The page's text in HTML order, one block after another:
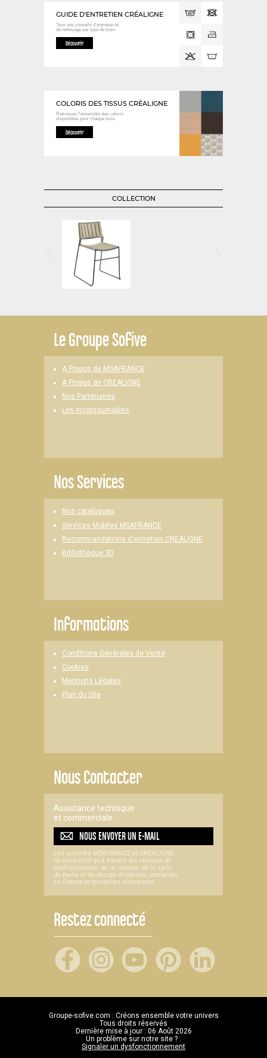
GUIDE D'ENTRETIEN CRÉALIGNE
Tous nos conseils d’entretien et
de nettoyage par type de tissu
Découvrir
COLORIS DES TISSUS CRÉALIGNE
Retrouvez l’ensemble des coloris
disponibles pour chaque tissu
Découvrir
COLLECTION
LeGroupe Sofive
A Propos de MSAFRANCE
A Propos de CREALIGNE
Nos Partenaires
Les Incontournables
Nos Services
Nos catalogues
Services Mobiles MSAFRANCE
Recommandations d'entretien CREALIGNE
Bibliothèque 3D
Informations
Conditions Générales de Vente
Cookies
Mentions Légales
Plan du Site
Nous Contacter
Assistance technique
et commerciale
NOUS ENVOYER UNE-MAIL
Les sociétés MSAFRANCE et CREALIGNE
ne travaillent qu'à travers les réseaux de
professionnels, de la cuisine, de la salle
de bains et du design d'intérieur, implantés
en France et territoires d’outre-mer.
Restez connecté
Groupe-sofive.com : Créons ensemble votre univers
Tous droits réservés
Dernière mise à jour : 06 Août 2026
Un problème sur notre site ? :
Signaler un dysfonctionnement